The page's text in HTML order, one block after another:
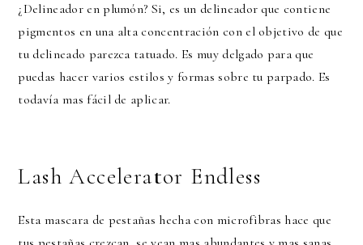
¿Delineador en plumón? Si, es un delineador que contiene
pigmentos en una alta concentración con el objetivo de que
tu delineado parezca tatuado. Es muy delgado para que
puedas hacer varios estilos y formas sobre tu parpado. Es
todavía mas fácil de aplicar.
Lash Accelerator Endless
Esta mascara de pestañas hecha con microfibras hace que